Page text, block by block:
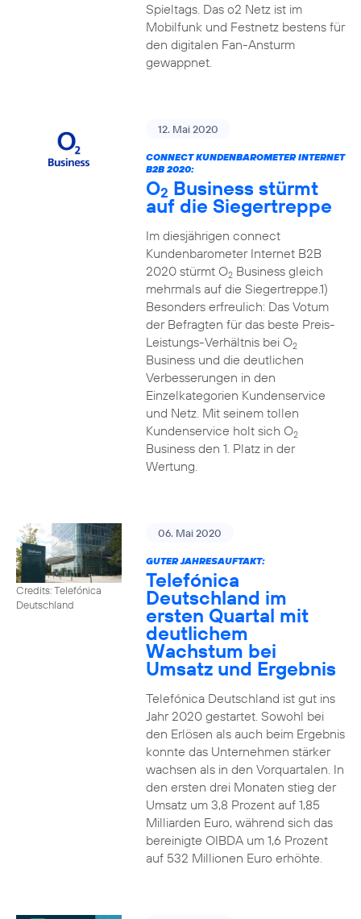
Spieltags. Das o2 Netz ist im
Mobilfunk und Festnetz bestens für
den digitalen Fan-Ansturm
gewappnet.
12. Mai 2020
CONNECT KUNDENBAROMETER INTERNET
B2B 2020:
O2 Business stürmt
auf die Siegertreppe
Im diesjährigen connect
Kundenbarometer Internet B2B
2020 stürmt O2Business gleich
mehrmals auf die Siegertreppe.1)
Besonders erfreulich: Das Votum
der Befragten für das beste Preis-
Leistungs-Verhältnis bei O2
Business und die deutlichen
Verbesserungen in den
Einzelkategorien Kundenservice
und Netz. Mit seinem tollen
Kundenservice holt sich O2
Business den 1. Platz in der
Wertung.
Credits: Telefónica
Deutschland
06. Mai 2020
GUTER JAHRESAUFTAKT:
Telefónica
Deutschland im
ersten Quartal mit
deutlichem
Wachstum bei
Umsatz und Ergebnis
Telefónica Deutschland ist gut ins
Jahr 2020 gestartet. Sowohl bei
den Erlösen als auch beim Ergebnis
konnte das Unternehmen stärker
wachsen als in den Vorquartalen. In
den ersten drei Monaten stieg der
Umsatz um 3,8 Prozent auf 1,85
Milliarden Euro, während sich das
bereinigte OIBDA um 1,6 Prozent
auf 532 Millionen Euro erhöhte.